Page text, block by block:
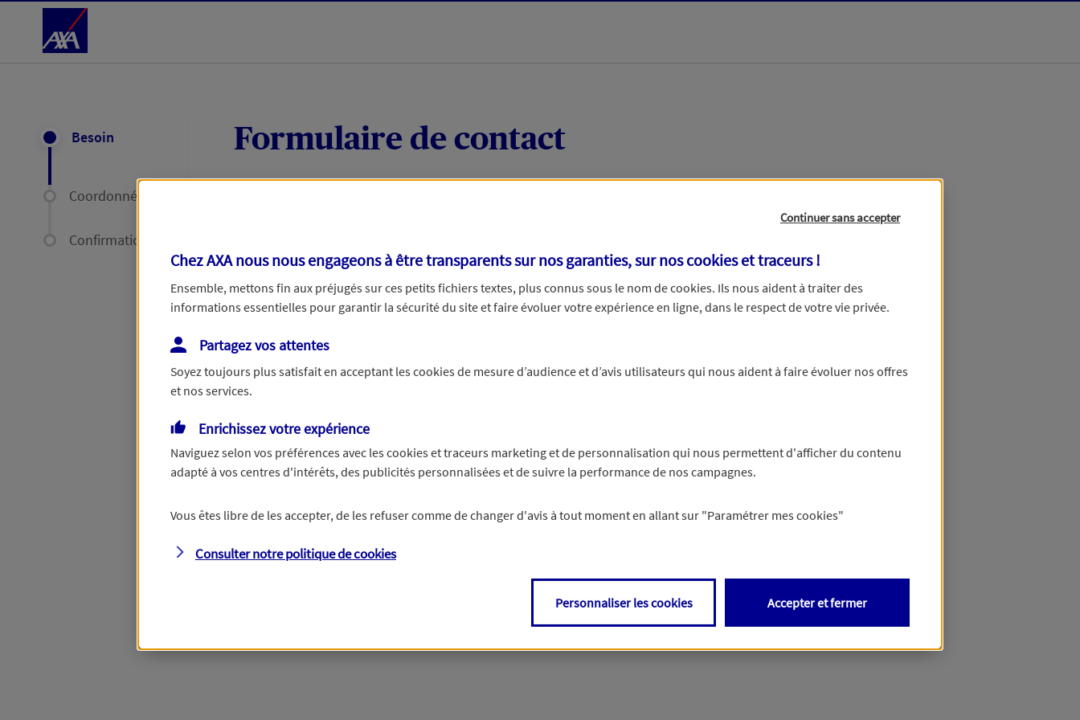
Accéder au Contenu
Besoin
Coordonnées
Confirmation
Formulaire de contact
Votre message :
Vous disposez de droits sur les informations vous concernant. Pour plus d’informations,
Continuer sans accepter
Chez AXA nous nous engageons à être transparents sur nos garanties, sur noscookies et traceurs!
Ensemble, mettons fin aux préjugés sur ces petits fichiers textes, plus connus sous le nom decookies. Ils nous aident à traiter des
informations essentielles pour garantir la sécurité du site et faire évoluer votre expérience en ligne, dans le respect de votre vie privée.
Partagez vos attentes
Soyez toujours plus satisfait en acceptant les cookies de mesure d’audience et d’avis utilisateurs qui nous aident à faire évoluer nos offres
et nos services.
Enrichissez votre expérience
Naviguez selon vos préférences avec les cookies et traceurs marketing et de personnalisation qui nous permettent d'afficher du contenu
adapté à vos centres d'intérêts, des publicités personnalisées et de suivre la performance de nos campagnes.
Vous êtes libre de les accepter, de les refuser comme de changer d'avis à tout moment en allant sur "Paramétrer mes cookies"
Consulter notre politique decookies
Personnaliser les cookies Accepter et fermer